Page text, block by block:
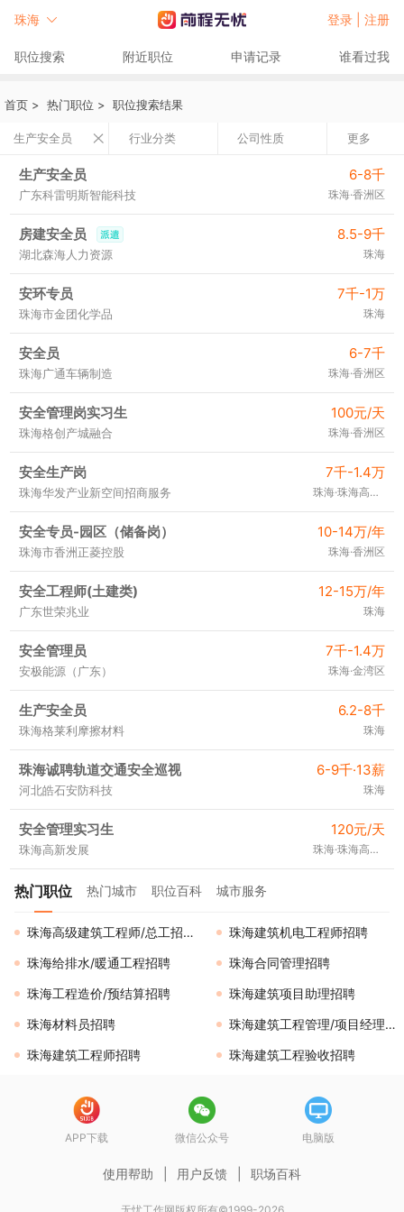
珠海 登录 | 注册
职位搜索 附近职位 申请记录 谁看过我
首页 > 热门职位 > 职位搜索结果
生产安全员 行业分类 公司性质 更多
生产安全员 6-8千
广东科雷明斯智能科技 珠海·香洲区
房建安全员 8.5-9千
湖北森海人力资源 珠海
安环专员 7千-1万
珠海市金团化学品 珠海
安全员 6-7千
珠海广通车辆制造 珠海·香洲区
安全管理岗实习生 100元/天
珠海格创产城融合 珠海·香洲区
安全生产岗 7千-1.4万
珠海华发产业新空间招商服务 珠海·珠海高新区
安全专员-园区（储备岗） 10-14万/年
珠海市香洲正菱控股 珠海·香洲区
安全工程师(土建类) 12-15万/年
广东世荣兆业 珠海
安全管理员 7千-1.4万
安极能源（广东） 珠海·金湾区
生产安全员 6.2-8千
珠海格莱利摩擦材料 珠海
珠海诚聘轨道交通安全巡视 6-9千·13薪
河北皓石安防科技 珠海
安全管理实习生 120元/天
珠海高新发展 珠海·珠海高新区
热门职位 热门城市 职位百科 城市服务
珠海高级建筑工程师/总工招聘
珠海建筑机电工程师招聘
珠海给排水/暖通工程招聘
珠海合同管理招聘
珠海工程造价/预结算招聘
珠海建筑项目助理招聘
珠海材料员招聘
珠海建筑工程管理/项目经理招聘
珠海建筑工程师招聘
珠海建筑工程验收招聘
APP下载 微信公众号 电脑版
使用帮助 用户反馈 职场百科